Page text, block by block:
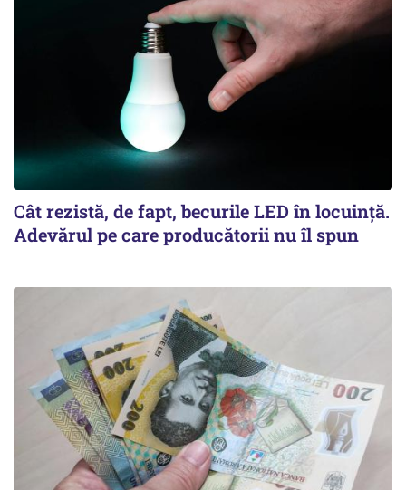
Cât rezistă, de fapt, becurile LED în locuință.
Adevărul pe care producătorii nu îl spun